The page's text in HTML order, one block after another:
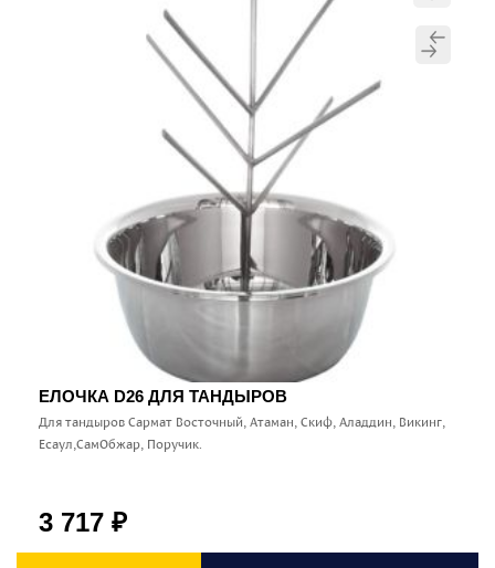
ЕЛОЧКА D26 ДЛЯ ТАНДЫРОВ
Для тандыров Сармат Восточный, Атаман, Скиф, Аладдин, Викинг,
Есаул,СамОбжар, Поручик.
3 717 ₽